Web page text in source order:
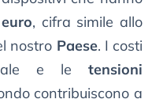
, cifra simile allo
nostro Paese. I costi
e le tensioni
contribuiscono a